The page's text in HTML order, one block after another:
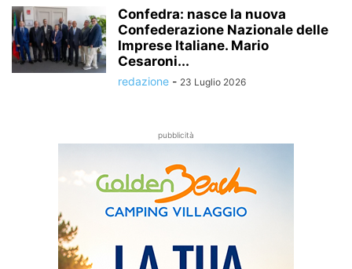
Confedra: nasce la nuova
Confederazione Nazionale delle
Imprese Italiane. Mario
Cesaroni...
redazione - 23 Luglio 2026
pubblicità